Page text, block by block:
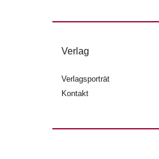
Verlag
Verlagsporträt
Kontakt